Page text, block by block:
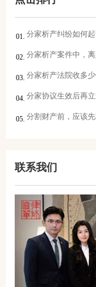
分家析产纠纷如何
分家析产案件中，
分家析产法院收多
分家协议生效后再
分割财产前，应该
联系我们